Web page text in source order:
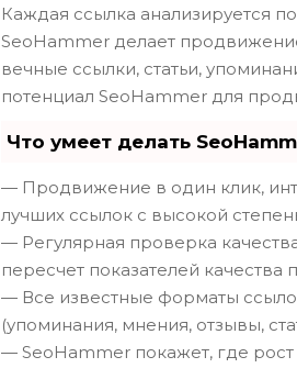
Каждая ссылка анализируется
SeoHammer делает
вечные ссылки, статьи,
потенциал SeoHammer для
Что умеет делать
— Продвижение в один клик,
лучших ссылок с высокой
— Регулярная проверка
пересчет показателей качества
— Все известные форматы
(упоминания, мнения, отзывы,
— SeoHammer покажет, где